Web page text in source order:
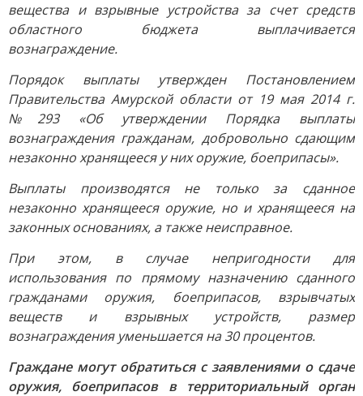
вещества и взрывные устройства за счет средств
областного бюджета выплачивается
вознаграждение.
Порядок выплаты утвержден Постановлением
Правительства Амурской области от 19 мая 2014 г.
№293 «Об утверждении Порядка выплаты
вознаграждения гражданам, добровольно сдающим
незаконно хранящееся у них оружие, боеприпасы».
Выплаты производятся не только за сданное
незаконно хранящееся оружие, но и хранящееся на
законных основаниях, а также неисправное.
При этом, в случае непригодности для
использования по прямому назначению сданного
гражданами оружия, боеприпасов, взрывчатых
веществ и взрывных устройств, размер
вознаграждения уменьшается на 30 процентов.
Граждане могут обратиться с заявлениями о сдаче
оружия, боеприпасов в территориальный орган